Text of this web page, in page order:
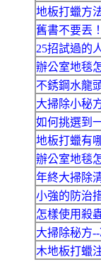
地板打蠟方
舊書不要丟
25招試過的
辦公室地毯
不銹鋼水龍
大掃除小秘
如何挑選到
地板打蠟有
辦公室地毯
年終大掃除
小強的防治
怎樣使用殺
大掃除秘方
木地板打蠟